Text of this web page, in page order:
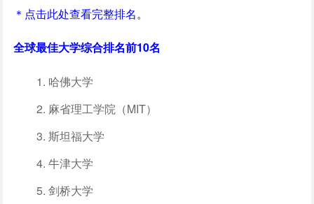
＊点击此处查看完整排名。
全球最佳大学综合排名前10名
哈佛大学
麻省理工学院（MIT）
斯坦福大学
牛津大学
剑桥大学